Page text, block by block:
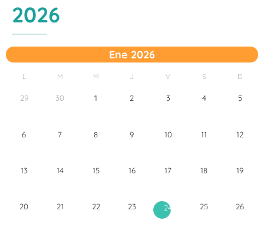
2026
Ene 2026
L M M J V S D
29 30 1 2 3 4 5
6 7 8 9 10 11 12
13 14 15 16 17 18 19
20 21 22 23 24 25 26